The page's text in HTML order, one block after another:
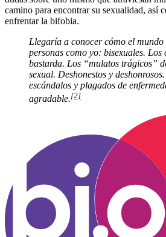
camino para encontrar su sexualidad, así
enfrentar la bifobia.
Llegaría a conocer cómo el
personas como yo: bisexuales.
bastarda. Los “mulatos trágicos”
sexual. Deshonestos y
escándalos y plagados de
agradable.[2]